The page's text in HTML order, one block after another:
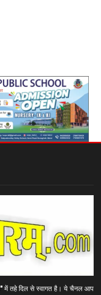
"में तहे दिल से स्वागत है। ये चैनल आप